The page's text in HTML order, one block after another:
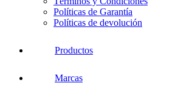
Políticas de Garantía
Políticas de devolución
Productos
Marcas